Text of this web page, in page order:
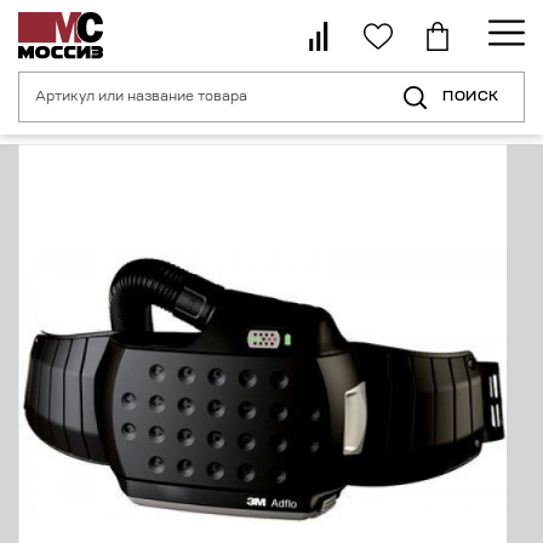
ПОИСК
Главная страница Средства индивидуальной защиты для